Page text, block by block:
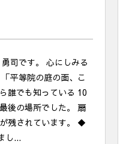
司です。 心にしみる
平等院の庭の面、こ
誰でも知っている 10
後の場所でした。 扇
残されています。 ◆
し...